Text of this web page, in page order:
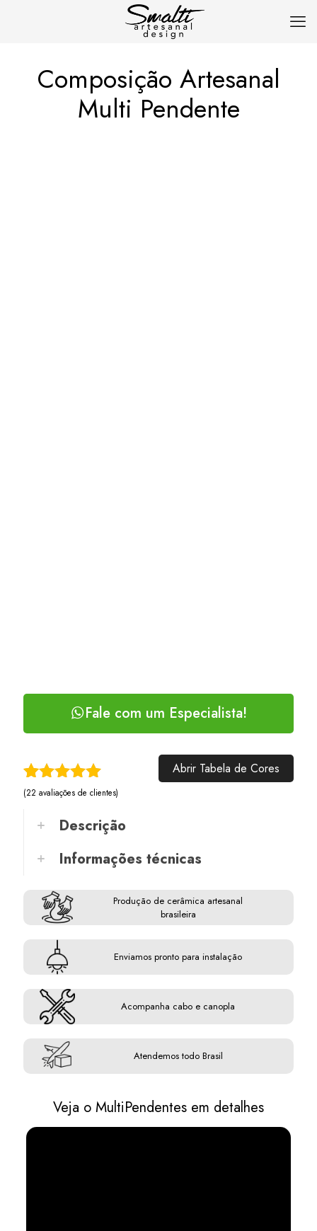
Composição Artesanal
Multi Pendente
Fale com um Especialista!
Avaliado
de 5, com
22
avaliações
(22 avaliações de clientes)
Abrir Tabela de Cores
Descrição
Informações técnicas
Produção de cerâmica artesanal
brasileira
Enviamos pronto para instalação
Acompanha cabo e canopla
Atendemos todo Brasil
Veja o MultiPendentes em detalhes